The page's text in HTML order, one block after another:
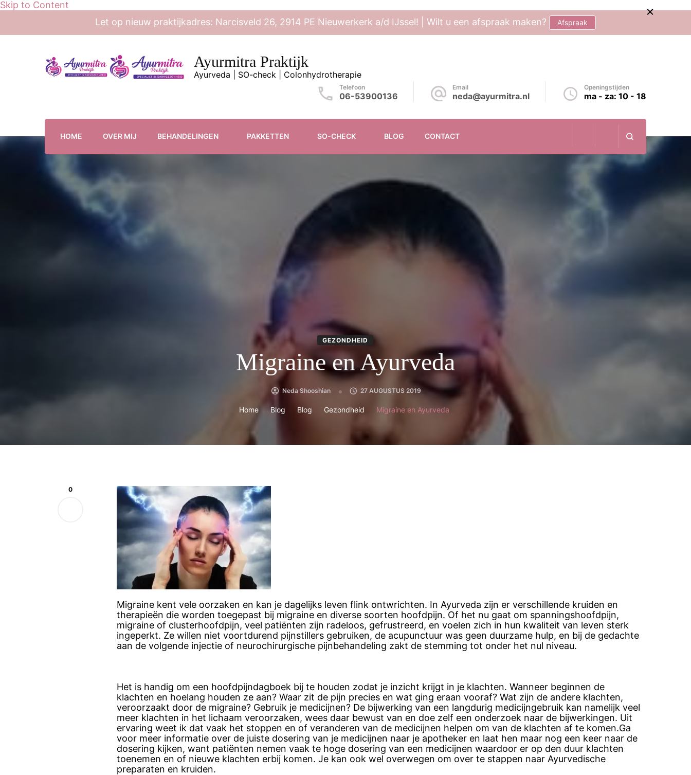
Skip to Content
Let op nieuw praktijkadres: Narcisveld 26, 2914 PE Nieuwerkerk a/d IJssel! | Wilt u een afspraak maken?
Afspraak
Ayurmitra Praktijk
Ayurveda | SO-check | Colonhydrotherapie
Telefoon
06-53900136
Email
neda@ayurmitra.nl
Openingstijden
ma - za: 10 - 18
HOME OVER MIJ BEHANDELINGEN PAKKETTEN SO-CHECK BLOG CONTACT
GEZONDHEID
Migraine en Ayurveda
Neda Shooshian 27 AUGUSTUS 2019
Home Blog Blog Gezondheid Migraine en Ayurveda
0
Migraine kent vele oorzaken en kan je dagelijks leven flink ontwrichten. In Ayurveda zijn er verschillende kruiden en
therapieën die worden toegepast bij migraine en diverse soorten hoofdpijn. Of het nu gaat om spanningshoofdpijn,
migraine of clusterhoofdpijn, veel patiënten zijn radeloos, gefrustreerd, en voelen zich in hun kwaliteit van leven sterk
ingeperkt. Ze willen niet voortdurend pijnstillers gebruiken, de acupunctuur was geen duurzame hulp, en bij de gedachte
aan de volgende injectie of neurochirurgische pijnbehandeling zakt de stemming tot onder het nul niveau.
Het is handig om een hoofdpijndagboek bij te houden zodat je inzicht krijgt in je klachten. Wanneer beginnen de
klachten en hoelang houden ze aan? Waar zit de pijn precies en wat ging eraan vooraf? Wat zijn de andere klachten,
veroorzaakt door de migraine? Gebruik je medicijnen? De bijwerking van een langdurig medicijngebruik kan namelijk veel
meer klachten in het lichaam veroorzaken, wees daar bewust van en doe zelf een onderzoek naar de bijwerkingen. Uit
ervaring weet ik dat vaak het stoppen en of veranderen van de medicijnen helpen om van de klachten af te komen.Ga
voor meer informatie over de juiste dosering van je medicijnen naar je apotheker en laat hen maar nog een keer naar de
dosering kijken, want patiënten nemen vaak te hoge dosering van een medicijnen waardoor er op den duur klachten
toenemen en of nieuwe klachten erbij komen. Je kan ook wel overwegen om over te stappen naar Ayurvedische
preparaten en kruiden.